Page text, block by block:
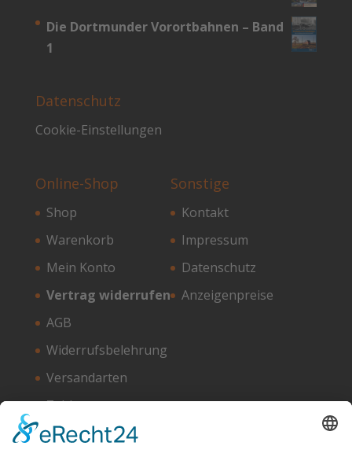
Die Dortmunder Vorortbahnen – Band
1
Datenschutz
Cookie-Einstellungen
Online-Shop
Shop
Warenkorb
Mein Konto
Vertrag widerrufen
AGB
Widerrufsbelehrung
Versandarten
Zahlungsarten
Sonstige
Kontakt
Impressum
Datenschutz
Anzeigenpreise